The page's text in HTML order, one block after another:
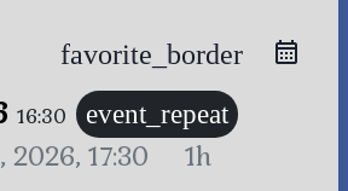
favorite_border
16:30 event_repeat
2026, 17:30 1h